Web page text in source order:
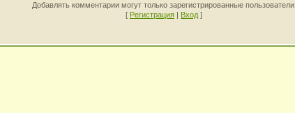
Добавлять комментарии могут только зарегистрированные пользователи.
[ Регистрация | Вход ]